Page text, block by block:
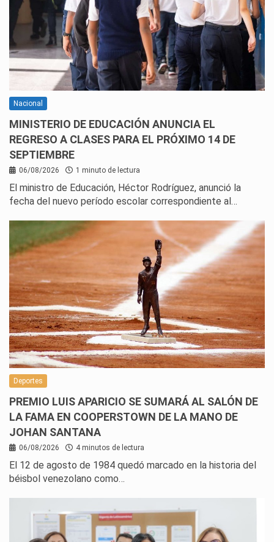
Nacional
MINISTERIO DE EDUCACIÓN ANUNCIA EL
REGRESO A CLASES PARA EL PRÓXIMO 14 DE
SEPTIEMBRE
06/08/2026 1 minuto de lectura
El ministro de Educación, Héctor Rodríguez, anunció la
fecha del nuevo período escolar correspondiente al…
Deportes
PREMIO LUIS APARICIO SE SUMARÁ AL SALÓN DE
LA FAMA EN COOPERSTOWN DE LA MANO DE
JOHAN SANTANA
06/08/2026 4 minutos de lectura
El 12 de agosto de 1984 quedó marcado en la historia del
béisbol venezolano como…